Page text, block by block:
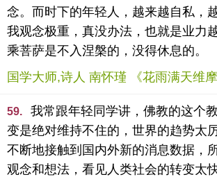
念。而时下的年轻人，越来越自私，
我观念极重，真没办法，也就是业力
乘菩萨是不入涅槃的，没得休息的。
国学大师,诗人 南怀瑾 《花雨满天维摩
59.
我常跟年轻同学讲，佛教的这个
变是绝对维持不住的，世界的趋势太
不断地接触到国内外新的消息数据，
观念和想法，看见人类社会的转变太